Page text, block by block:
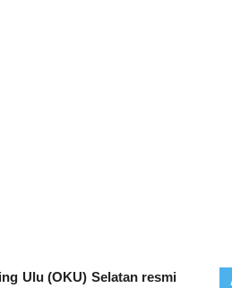
Ulu (OKU) Selatan resmi